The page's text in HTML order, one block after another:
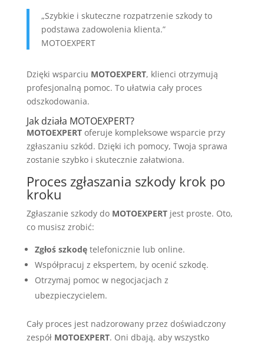
„Szybkie i skuteczne rozpatrzenie szkody to
podstawa zadowolenia klienta.”
MOTOEXPERT
Dzięki wsparciu MOTOEXPERT, klienci otrzymują
profesjonalną pomoc. To ułatwia cały proces
odszkodowania.
Jak działa MOTOEXPERT?
MOTOEXPERToferuje kompleksowe wsparcie przy
zgłaszaniu szkód. Dzięki ich pomocy, Twoja sprawa
zostanie szybko i skutecznie załatwiona.
Proces zgłaszania szkody krok po
kroku
Zgłaszanie szkody do MOTOEXPERTjest proste. Oto,
co musisz zrobić:
Zgłoś szkodętelefonicznie lub online.
Współpracuj z ekspertem, by ocenić szkodę.
Otrzymaj pomoc w negocjacjach z
ubezpieczycielem.
Cały proces jest nadzorowany przez doświadczony
zespół MOTOEXPERT. Oni dbają, aby wszystko